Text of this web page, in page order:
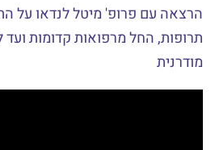
הרצאה עם פרופ' מיטל לנדאו על
תרופות, החל מרפואות קדומות ועד
מודרנית